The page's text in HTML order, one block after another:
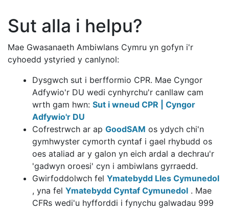
Sut alla i helpu?
Mae Gwasanaeth Ambiwlans Cymru yn gofyn i'r
cyhoedd ystyried y canlynol:
Dysgwch sut i berfformio CPR. Mae Cyngor
Adfywio'r DU wedi cynhyrchu'r canllaw cam
wrth gam hwn: Sut i wneud CPR | Cyngor
Adfywio'r DU
Cofrestrwch ar ap GoodSAM os ydych chi'n
gymhwyster cymorth cyntaf i gael rhybudd os
oes ataliad ar y galon yn eich ardal a dechrau'r
'gadwyn oroesi' cyn i ambiwlans gyrraedd.
Gwirfoddolwch fel Ymatebydd Lles Cymunedol
, yna fel Ymatebydd Cyntaf Cymunedol . Mae
CFRs wedi'u hyfforddi i fynychu galwadau 999